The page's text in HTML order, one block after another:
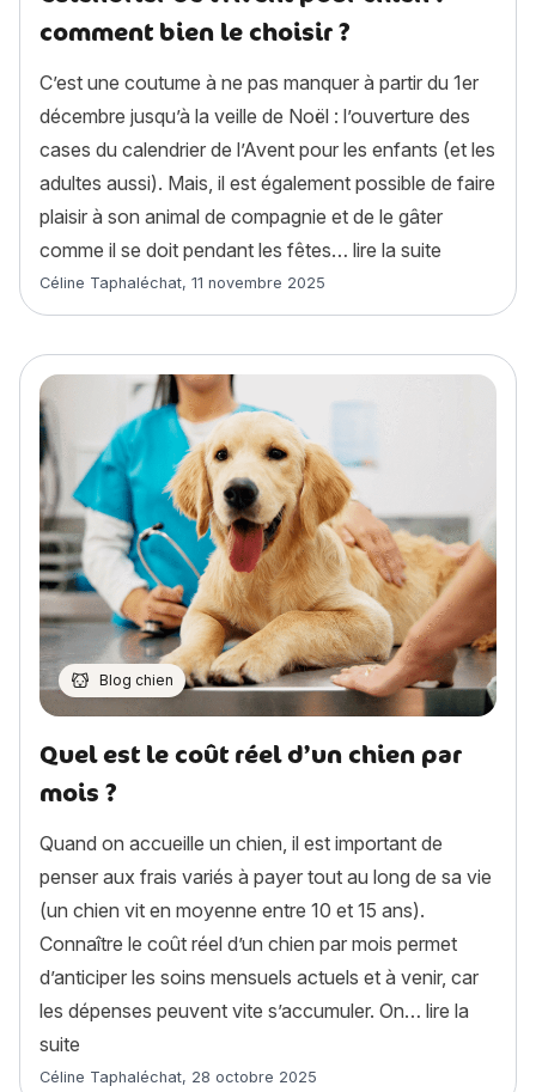
comment bien le choisir ?
C’est une coutume à ne pas manquer à partir du 1er
décembre jusqu’à la veille de Noël : l’ouverture des
cases du calendrier de l’Avent pour les enfants (et les
adultes aussi). Mais, il est également possible de faire
plaisir à son animal de compagnie et de le gâter
comme il se doit pendant les fêtes… lire la suite
Article rédigé par
Céline Taphaléchat, 11 novembre 2025
Blog chien
Quel est le coût réel d’un chien par
mois ?
Quand on accueille un chien, il est important de
penser aux frais variés à payer tout au long de sa vie
(un chien vit en moyenne entre 10 et 15 ans).
Connaître le coût réel d’un chien par mois permet
d’anticiper les soins mensuels actuels et à venir, car
les dépenses peuvent vite s’accumuler. On… lire la
suite
Article rédigé par
Céline Taphaléchat, 28 octobre 2025